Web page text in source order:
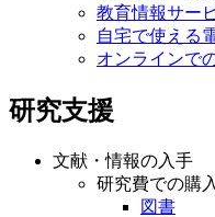
教育情報サー
自宅で使える
オンラインで
研究支援
文献・情報の入手
研究費での購入
図書